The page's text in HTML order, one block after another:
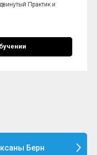
Практик и
Берн